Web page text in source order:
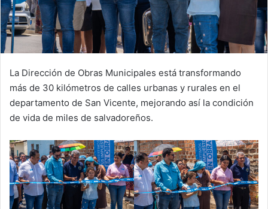
La Dirección de Obras Municipales está transformando
más de 30 kilómetros de calles urbanas y rurales en el
departamento de San Vicente, mejorando así la condición
de vida de miles de salvadoreños.